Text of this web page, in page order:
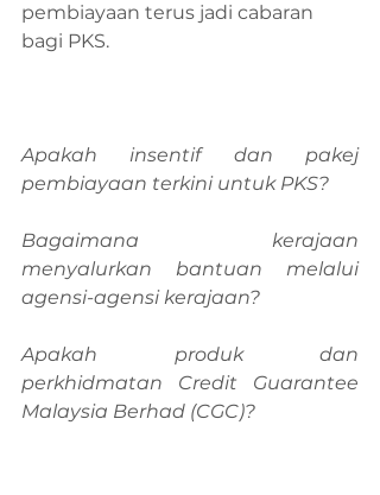
pembiayaan terus jadi cabaran
bagi PKS.
Apakah insentif dan pakej
pembiayaan terkini untuk PKS?
Bagaimana kerajaan
menyalurkan bantuan melalui
agensi-agensi kerajaan?
Apakah produk dan
perkhidmatan Credit Guarantee
Malaysia Berhad (CGC)?